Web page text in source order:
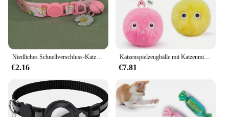
Niedliches Schnellverschluss-Katzenhalsband mit Glöckchen, Sicherheit, Anti-Suffocation, Welpen- und Kätzchenhalsbänder, bedruckt, Halskette, verstellbar, 19–32 cm
€2.16
Katzenspielzeugbälle mit Katzenminze, verbessert, 3er-Pack flauschiger interaktiver Katzenkratzer, 3 lebensechte Tiergeräusche, Katzenminze-Übung für Kätzchen
€7.81